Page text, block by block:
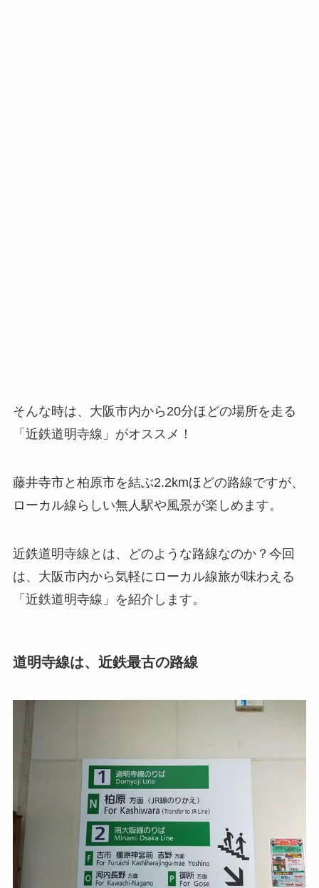
そんな時は、大阪市内から20分ほどの場所を走る
「近鉄道明寺線」がオススメ！
藤井寺市と柏原市を結ぶ2.2kmほどの路線ですが、
ローカル線らしい無人駅や風景が楽しめます。
近鉄道明寺線とは、どのような路線なのか？今回
は、大阪市内から気軽にローカル線旅が味わえる
「近鉄道明寺線」を紹介します。
道明寺線は、近鉄最古の路線